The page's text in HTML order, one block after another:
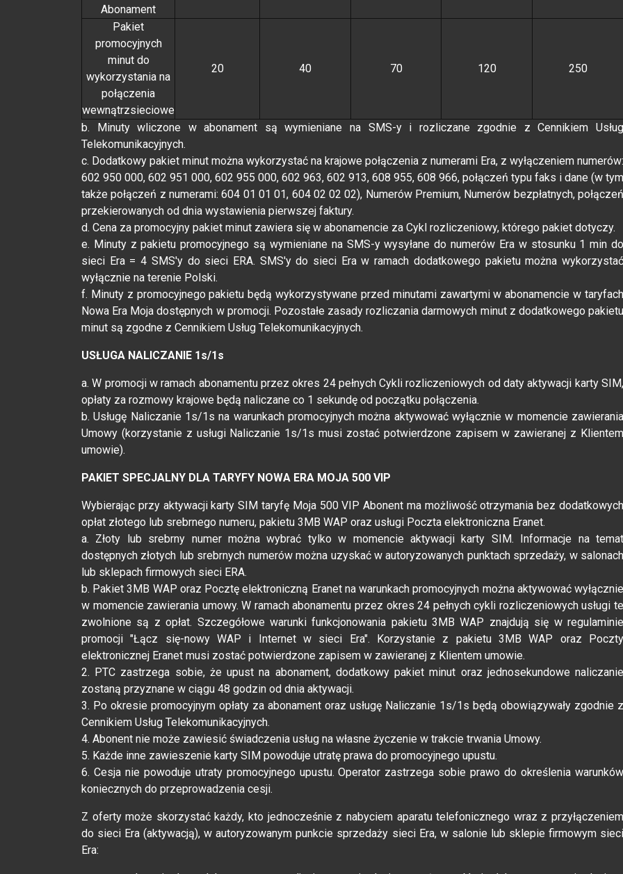
Abonament
Pakiet
promocyjnych
minut do
wykorzystania na
połączenia
wewnątrzsieciowe
20 40 70 120 250
b. Minuty wliczone w abonament są wymieniane na SMS-y i rozliczane zgodnie z Cennikiem Usług
Telekomunikacyjnych.
c. Dodatkowy pakiet minut można wykorzystać na krajowe połączenia z numerami Era, z wyłączeniem numerów:
602 950 000, 602 951 000, 602 955 000, 602 963, 602 913, 608 955, 608 966, połączeń typu faks i dane (w tym
także połączeń z numerami: 604 01 01 01, 604 02 02 02), Numerów Premium, Numerów bezpłatnych, połączeń
przekierowanych od dnia wystawienia pierwszej faktury.
d. Cena za promocyjny pakiet minut zawiera się w abonamencie za Cykl rozliczeniowy, którego pakiet dotyczy.
e. Minuty z pakietu promocyjnego są wymieniane na SMS-y wysyłane do numerów Era w stosunku 1 min do
sieci Era = 4 SMS'y do sieci ERA. SMS'y do sieci Era w ramach dodatkowego pakietu można wykorzystać
wyłącznie na terenie Polski.
f. Minuty z promocyjnego pakietu będą wykorzystywane przed minutami zawartymi w abonamencie w taryfach
Nowa Era Moja dostępnych w promocji. Pozostałe zasady rozliczania darmowych minut z dodatkowego pakietu
minut są zgodne z Cennikiem Usług Telekomunikacyjnych.
USŁUGA NALICZANIE 1s/1s
a. W promocji w ramach abonamentu przez okres 24 pełnych Cykli rozliczeniowych od daty aktywacji karty SIM,
opłaty za rozmowy krajowe będą naliczane co 1 sekundę od początku połączenia.
b. Usługę Naliczanie 1s/1s na warunkach promocyjnych można aktywować wyłącznie w momencie zawierania
Umowy (korzystanie z usługi Naliczanie 1s/1s musi zostać potwierdzone zapisem w zawieranej z Klientem
umowie).
PAKIET SPECJALNY DLA TARYFY NOWA ERA MOJA 500 VIP
Wybierając przy aktywacji karty SIM taryfę Moja 500 VIP Abonent ma możliwość otrzymania bez dodatkowych
opłat złotego lub srebrnego numeru, pakietu 3MB WAP oraz usługi Poczta elektroniczna Eranet.
a. Złoty lub srebrny numer można wybrać tylko w momencie aktywacji karty SIM. Informacje na temat
dostępnych złotych lub srebrnych numerów można uzyskać w autoryzowanych punktach sprzedaży, w salonach
lub sklepach firmowych sieci ERA.
b. Pakiet 3MB WAP oraz Pocztę elektroniczną Eranet na warunkach promocyjnych można aktywować wyłącznie
w momencie zawierania umowy. W ramach abonamentu przez okres 24 pełnych cykli rozliczeniowych usługi te
zwolnione są z opłat. Szczegółowe warunki funkcjonowania pakietu 3MB WAP znajdują się w regulaminie
promocji "Łącz się-nowy WAP i Internet w sieci Era". Korzystanie z pakietu 3MB WAP oraz Poczty
elektronicznej Eranet musi zostać potwierdzone zapisem w zawieranej z Klientem umowie.
2. PTC zastrzega sobie, że upust na abonament, dodatkowy pakiet minut oraz jednosekundowe naliczanie
zostaną przyznane w ciągu 48 godzin od dnia aktywacji.
3. Po okresie promocyjnym opłaty za abonament oraz usługę Naliczanie 1s/1s będą obowiązywały zgodnie z
Cennikiem Usług Telekomunikacyjnych.
4. Abonent nie może zawiesić świadczenia usług na własne życzenie w trakcie trwania Umowy.
5. Każde inne zawieszenie karty SIM powoduje utratę prawa do promocyjnego upustu.
6. Cesja nie powoduje utraty promocyjnego upustu. Operator zastrzega sobie prawo do określenia warunków
koniecznych do przeprowadzenia cesji.
Z oferty może skorzystać każdy, kto jednocześnie z nabyciem aparatu telefonicznego wraz z przyłączeniem
do sieci Era (aktywacją), w autoryzowanym punkcie sprzedaży sieci Era, w salonie lub sklepie firmowym sieci
Era: